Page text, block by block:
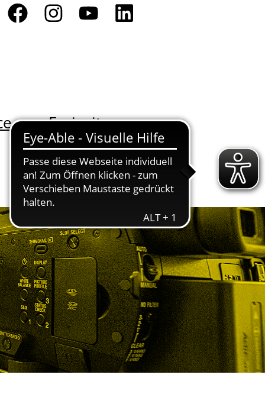
Freizeit